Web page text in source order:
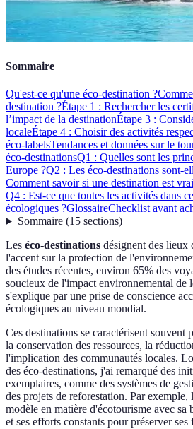
Sommaire
Qu'est-ce qu'une éco-destination ?
destination ?Étape 1 : Rechercher les
l’impact de la destinationÉtape 3 :
localeÉtape 4 : Choisir des activités
éco-labelsTendances et données sur le
éco-destinationsQ1 : Quelles sont les
Europe ?Q2 : Les éco-destinations sont-
Comment savoir si une destination est
Q4 : Est-ce que toutes les activités dans
écologiques ?GlossaireChecklist avant
Sommaire(15 sections)
Les éco-destinations désignent des lieux
l'accent sur la protection de
des études récentes, environ 65% des
soucieux de l'impact environnemental de
s'explique par une prise de conscience
écologiques au niveau mondial.
Ces destinations se caractérisent souvent
la conservation des ressources, la
l'implication des communautés locales.
des éco-destinations, j'ai remarqué des
exemplaires, comme des systèmes de
des projets de reforestation. Par exemple,
modèle en matière d'écotourisme avec
et ses efforts constants pour préserver ses